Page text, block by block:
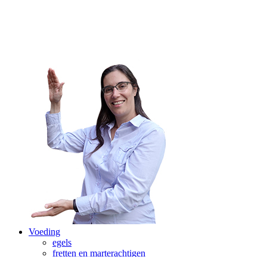
Voeding
egels
fretten en marterachtigen